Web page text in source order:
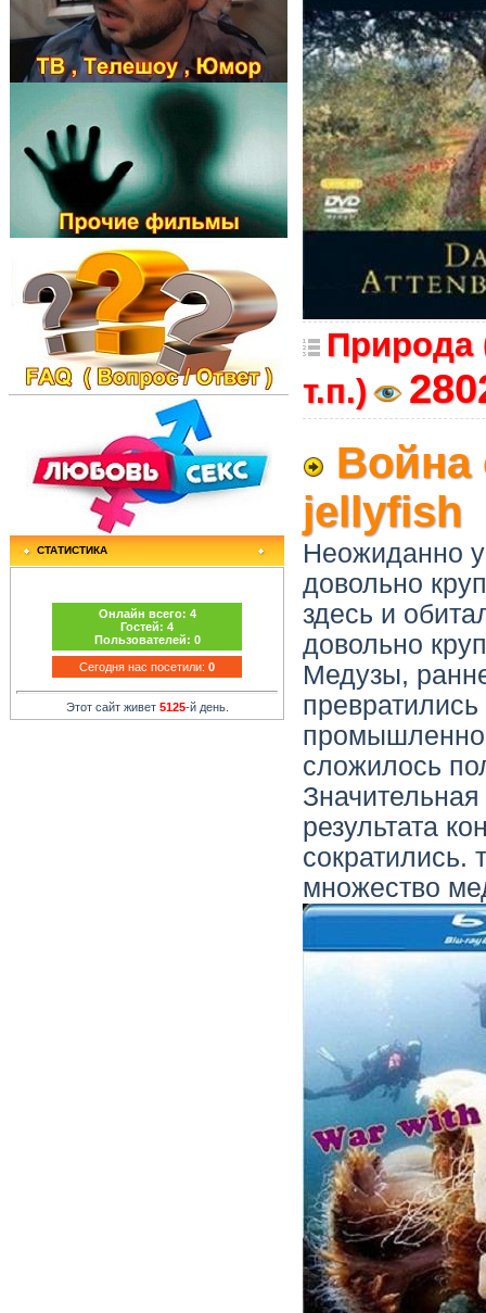
СТАТИСТИКА
Онлайн всего: 4
Гостей: 4
Пользователей: 0
Сегодня нас посетили: 0
Этот сайт живет 5125-й день.
Природа
т.п.)
Война
jellyfish
Неожиданно
довольно
здесь и
довольно
Медузы,
сложилось
результата
сократились.
множество